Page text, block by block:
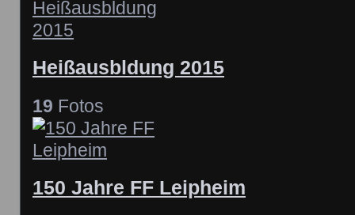
Heißausbldung 2015
19 Fotos
150 Jahre FF Leipheim